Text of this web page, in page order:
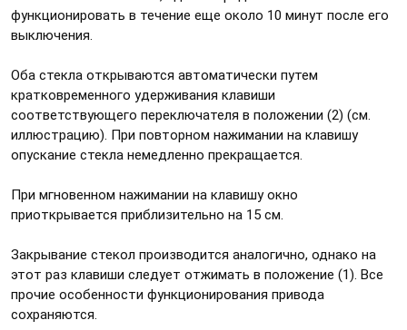
функционировать в течение еще около 10 минут после его
выключения.
Оба стекла открываются автоматически путем
кратковременного удерживания клавиши
соответствующего переключателя в положении (2) (см.
иллюстрацию). При повторном нажимании на клавишу
опускание стекла немедленно прекращается.
При мгновенном нажимании на клавишу окно
приоткрывается приблизительно на 15 см.
Закрывание стекол производится аналогично, однако на
этот раз клавиши следует отжимать в положение (1). Все
прочие особенности функционирования привода
сохраняются.